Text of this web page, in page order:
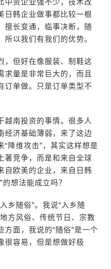
中资企业强不少，技术改
日韩企业做事都比较一根
擅长变通，临事决断，随
以我们有我们的优势。
，但好在像服装、制鞋这
求量是非常巨大的，而且
订单做。只是订单类型不
越南投资的事情。很多人
经济基础薄弱，来了这边
降维攻击”，其实这样想是
著竞争，而是和来自全球
自欧美的企业，来自日韩
想法能成立吗？
乡随俗”。我说“入乡随
方风俗、传统节日、宗教
面，我说的“随俗”是一个
很容易，但是想做好极